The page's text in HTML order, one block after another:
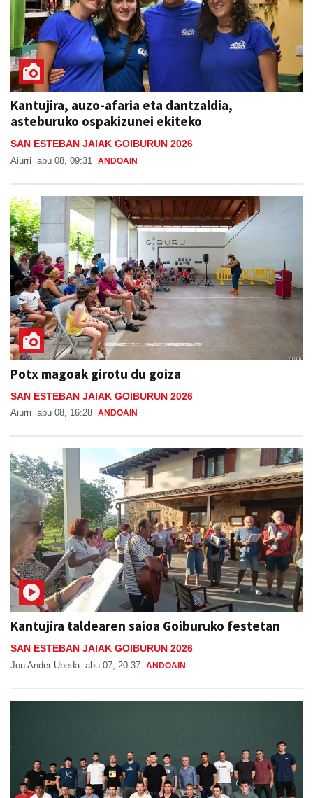
Kantujira, auzo-afaria eta dantzaldia,
asteburuko ospakizunei ekiteko
SAN ESTEBAN JAIAK GOIBURUN 2026
Aiurri abu 08, 09:31 ANDOAIN
Potx magoak girotu du goiza
SAN ESTEBAN JAIAK GOIBURUN 2026
Aiurri abu 08, 16:28 ANDOAIN
Kantujira taldearen saioa Goiburuko festetan
SAN ESTEBAN JAIAK GOIBURUN 2026
Jon Ander Ubeda abu 07, 20:37 ANDOAIN